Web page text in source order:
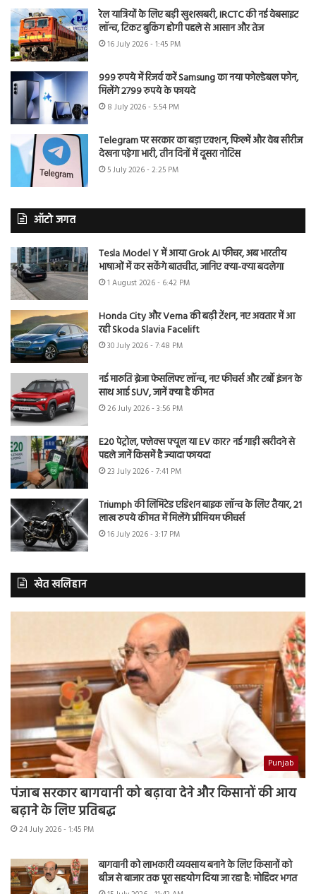
रेल यात्रियों के लिए बड़ी खुशखबरी, IRCTC की नई वेबसाइट
लॉन्च, टिकट बुकिंग होगी पहले से आसान और तेज
16 July 2026 - 1:45 PM
999 रुपये में रिजर्व करें Samsung का नया फोल्डेबल फोन,
मिलेंगे 2799 रुपये के फायदे
8 July 2026 - 5:54 PM
Telegram पर सरकार का बड़ा एक्शन, फिल्में और वेब सीरीज
देखना पड़ेगा भारी, तीन दिनों में दूसरा नोटिस
5 July 2026 - 2:25 PM
ऑटो जगत
Tesla Model Y में आया Grok AI फीचर, अब भारतीय
भाषाओं में कर सकेंगे बातचीत, जानिए क्या-क्या बदलेगा
1 August 2026 - 6:42 PM
Honda City और Verna की बढ़ी टेंशन, नए अवतार में आ
रही Skoda Slavia Facelift
30 July 2026 - 7:48 PM
नई मारुति ब्रेजा फेसलिफ्ट लॉन्च, नए फीचर्स और टर्बो इंजन के
साथ आई SUV, जानें क्या है कीमत
26 July 2026 - 3:56 PM
E20 पेट्रोल, फ्लेक्स फ्यूल या EV कार? नई गाड़ी खरीदने से
पहले जानें किसमें है ज्यादा फायदा
23 July 2026 - 7:41 PM
Triumph की लिमिटेड एडिशन बाइक लॉन्च के लिए तैयार, 21
लाख रुपये कीमत में मिलेंगे प्रीमियम फीचर्स
16 July 2026 - 3:17 PM
खेत खलिहान
Punjab
पंजाब सरकार बागवानी को बढ़ावा देने और किसानों की आय
बढ़ाने के लिए प्रतिबद्ध
24 July 2026 - 1:45 PM
बागवानी को लाभकारी व्यवसाय बनाने के लिए किसानों को
बीज से बाजार तक पूरा सहयोग दिया जा रहा है: मोहिंदर भगत